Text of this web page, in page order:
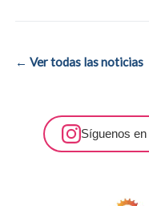
← Ver todas las noticias
Síguenos